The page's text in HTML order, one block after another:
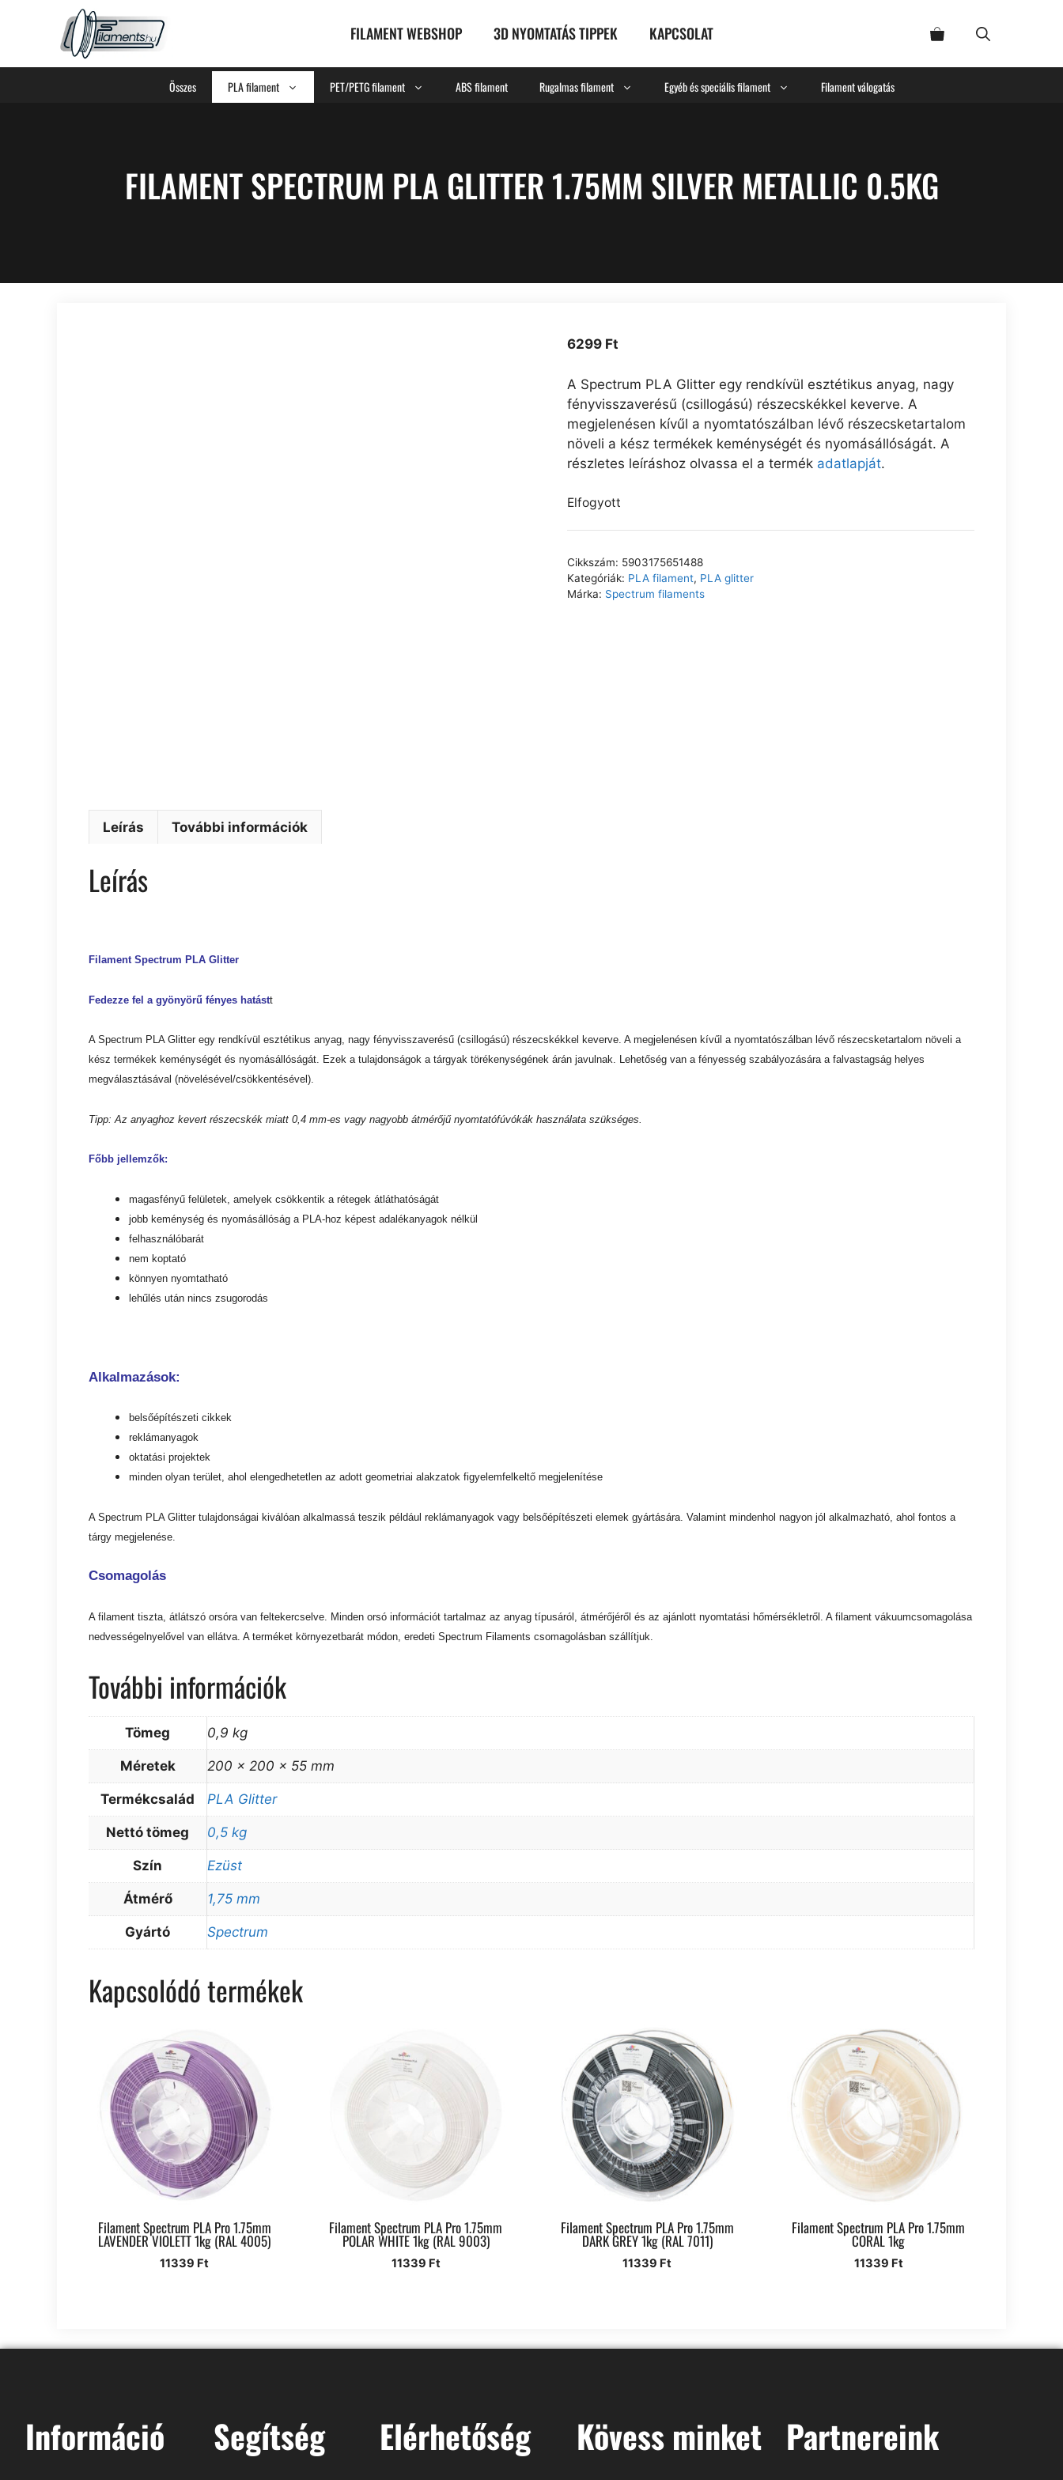
FILAMENT WEBSHOP 3D NYOMTATÁS TIPPEK KAPCSOLAT
Összes PLA filament PET/PETG filament ABS filament Rugalmas filament Egyéb és speciális filament Filament válogatás
FILAMENT SPECTRUM PLA GLITTER 1.75MM SILVER METALLIC 0.5KG
6299 Ft
A Spectrum PLA Glitter egy rendkívül esztétikus anyag, nagy
fényvisszaverésű (csillogású) részecskékkel keverve. A
megjelenésen kívűl a nyomtatószálban lévő részecsketartalom
növeli a kész termékek keménységét és nyomásállóságát. A
részletes leíráshoz olvassa el a termék adatlapját.
Elfogyott
Cikkszám: 5903175651488
Kategóriák: PLA filament, PLA glitter
Márka: Spectrum filaments
Leírás További információk
Leírás
Filament Spectrum PLA Glitter
Fedezze fel a gyönyörű fényes hatástt
A Spectrum PLA Glitter egy rendkívül esztétikus anyag, nagy fényvisszaverésű (csillogású) részecskékkel keverve. A megjelenésen kívűl a nyomtatószálban lévő részecsketartalom növeli a
kész termékek keménységét és nyomásállóságát. Ezek a tulajdonságok a tárgyak törékenységének árán javulnak. Lehetőség van a fényesség szabályozására a falvastagság helyes
megválasztásával (növelésével/csökkentésével).
Tipp: Az anyaghoz kevert részecskék miatt 0,4 mm-es vagy nagyobb átmérőjű nyomtatófúvókák használata szükséges.
Főbb jellemzők:
magasfényű felületek, amelyek csökkentik a rétegek átláthatóságát
jobb keménység és nyomásállóság a PLA-hoz képest adalékanyagok nélkül
felhasználóbarát
nem koptató
könnyen nyomtatható
lehűlés után nincs zsugorodás
Alkalmazások:
belsőépítészeti cikkek
reklámanyagok
oktatási projektek
minden olyan terület, ahol elengedhetetlen az adott geometriai alakzatok figyelemfelkeltő megjelenítése
A Spectrum PLA Glitter tulajdonságai kiválóan alkalmassá teszik például reklámanyagok vagy belsőépítészeti elemek gyártására. Valamint mindenhol nagyon jól alkalmazható, ahol fontos a
tárgy megjelenése.
Csomagolás
A filament tiszta, átlátszó orsóra van feltekercselve. Minden orsó információt tartalmaz az anyag típusáról, átmérőjéről és az ajánlott nyomtatási hőmérsékletről. A filament vákuumcsomagolása
nedvességelnyelővel van ellátva. A terméket környezetbarát módon, eredeti Spectrum Filaments csomagolásban szállítjuk.
További információk
Tömeg 0,9 kg
Méretek 200 × 200 × 55 mm
Termékcsalád PLA Glitter
Nettó tömeg 0,5 kg
Szín Ezüst
Átmérő 1,75 mm
Gyártó Spectrum
Kapcsolódó termékek
Filament Spectrum PLA Pro 1.75mm
LAVENDER VIOLETT 1kg (RAL 4005)
11339 Ft
Filament Spectrum PLA Pro 1.75mm
POLAR WHITE 1kg (RAL 9003)
11339 Ft
Filament Spectrum PLA Pro 1.75mm
DARK GREY 1kg (RAL 7011)
11339 Ft
Filament Spectrum PLA Pro 1.75mm
CORAL 1kg
11339 Ft
Információ Segítség Elérhetőség Kövess minket Partnereink